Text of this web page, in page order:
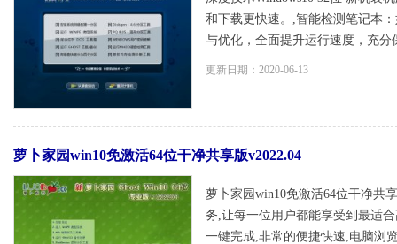
和下载更快速。,智能检测笔记本
与优化，全面提升运行速度，充
更新日期：2020-06-13
萝卜家园win10免激活64位干净共享版v2022.04
萝卜家园win10免激活64位干净共
务,让每一位用户都能享受到最适
一键完成,非常的便捷快速,电脑浏